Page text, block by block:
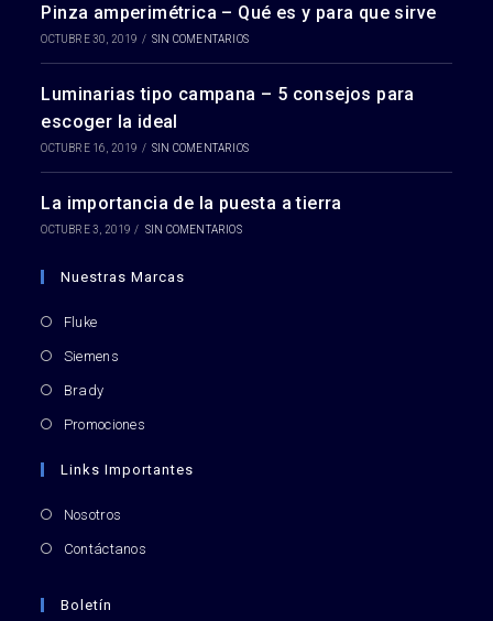
Pinza amperimétrica – Qué es y para que sirve
OCTUBRE 30, 2019 / SIN COMENTARIOS
Luminarias tipo campana – 5 consejos para
escoger la ideal
OCTUBRE 16, 2019 / SIN COMENTARIOS
La importancia de la puesta a tierra
OCTUBRE 3, 2019 / SIN COMENTARIOS
Nuestras Marcas
Fluke
Siemens
Brady
Promociones
Links Importantes
Nosotros
Contáctanos
Boletín